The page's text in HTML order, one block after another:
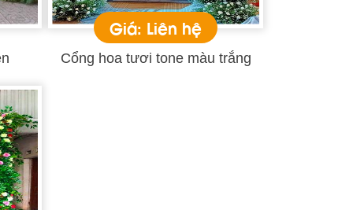
Giá: Liên hệ
Cổng hoa tươi tone màu trắng